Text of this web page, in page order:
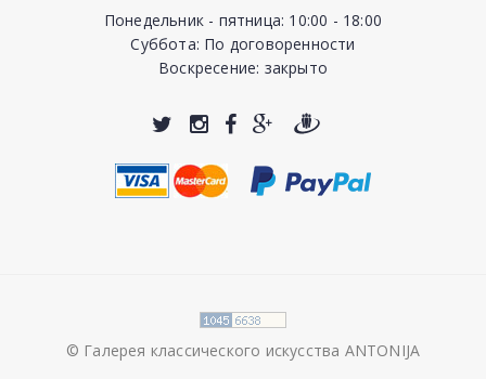
Понедельник - пятница: 10:00 - 18:00
Суббота: По договоренности
Воскресение: закрыто
© Галерея классического искусства ANTONIJA